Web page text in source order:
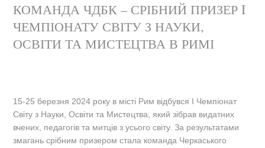
КОМАНДА ЧДБК – СРІБНИЙ ПРИЗЕР I
ЧЕМПІОНАТУ СВІТУ З НАУКИ,
ОСВІТИ ТА МИСТЕЦТВА В РИМІ
15-25 березня 2024 року в місті Рим відбувся I Чемпіонат
Світу з Науки, Освіти та Мистецтва, який зібрав видатних
вчених, педагогів та митців з усього світу. За результатами
змагань срібним призером стала команда Черкаського